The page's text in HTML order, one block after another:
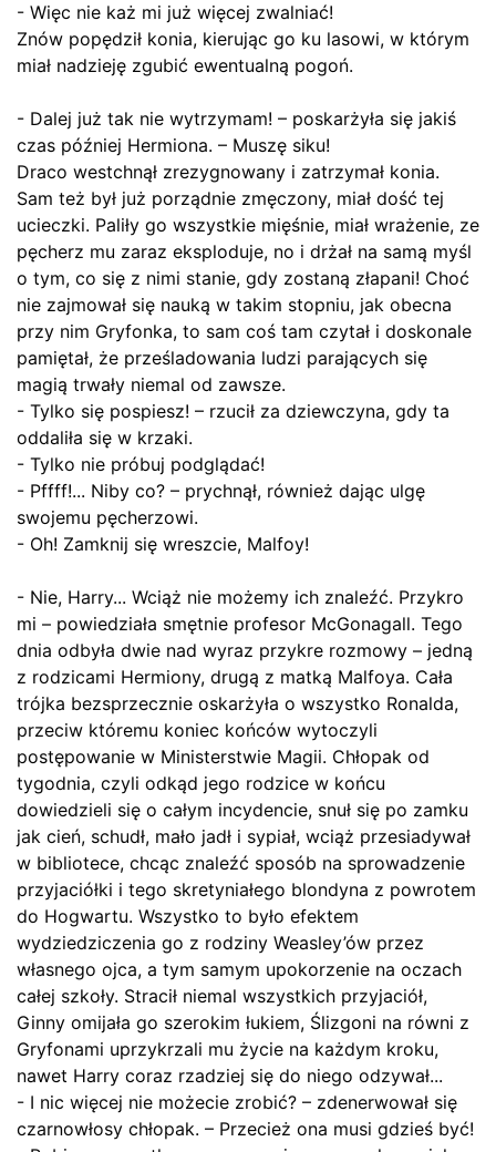
- Więc nie każ mi już więcej zwalniać!
Znów popędził konia, kierując go ku lasowi, w którym
miał nadzieję zgubić ewentualną pogoń.
- Dalej już tak nie wytrzymam! – poskarżyła się jakiś
czas później Hermiona. – Muszę siku!
Draco westchnął zrezygnowany i zatrzymał konia.
Sam też był już porządnie zmęczony, miał dość tej
ucieczki. Paliły go wszystkie mięśnie, miał wrażenie, ze
pęcherz mu zaraz eksploduje, no i drżał na samą myśl
o tym, co się z nimi stanie, gdy zostaną złapani! Choć
nie zajmował się nauką w takim stopniu, jak obecna
przy nim Gryfonka, to sam coś tam czytał i doskonale
pamiętał, że prześladowania ludzi parających się
magią trwały niemal od zawsze.
- Tylko się pospiesz! – rzucił za dziewczyna, gdy ta
oddaliła się w krzaki.
- Tylko nie próbuj podglądać!
- Pffff!... Niby co? – prychnął, również dając ulgę
swojemu pęcherzowi.
- Oh! Zamknij się wreszcie, Malfoy!
- Nie, Harry... Wciąż nie możemy ich znaleźć. Przykro
mi – powiedziała smętnie profesor McGonagall. Tego
dnia odbyła dwie nad wyraz przykre rozmowy – jedną
z rodzicami Hermiony, drugą z matką Malfoya. Cała
trójka bezsprzecznie oskarżyła o wszystko Ronalda,
przeciw któremu koniec końców wytoczyli
postępowanie w Ministerstwie Magii. Chłopak od
tygodnia, czyli odkąd jego rodzice w końcu
dowiedzieli się o całym incydencie, snuł się po zamku
jak cień, schudł, mało jadł i sypiał, wciąż przesiadywał
w bibliotece, chcąc znaleźć sposób na sprowadzenie
przyjaciółki i tego skretyniałego blondyna z powrotem
do Hogwartu. Wszystko to było efektem
wydziedziczenia go z rodziny Weasley’ów przez
własnego ojca, a tym samym upokorzenie na oczach
całej szkoły. Stracił niemal wszystkich przyjaciół,
Ginny omijała go szerokim łukiem, Ślizgoni na równi z
Gryfonami uprzykrzali mu życie na każdym kroku,
nawet Harry coraz rzadziej się do niego odzywał...
- I nic więcej nie możecie zrobić? – zdenerwował się
czarnowłosy chłopak. – Przecież ona musi gdzieś być!